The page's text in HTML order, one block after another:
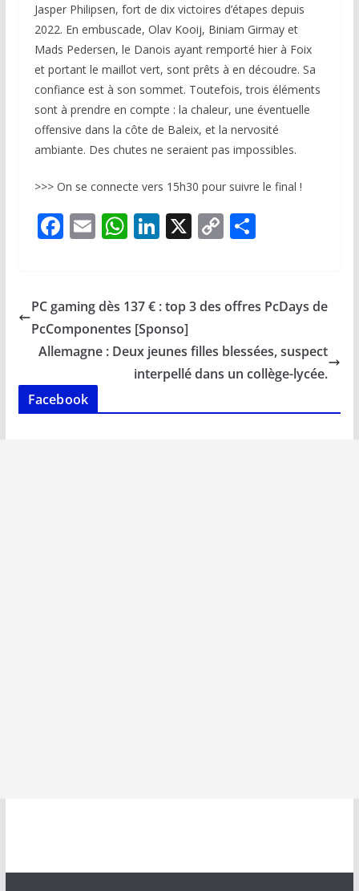
Jasper Philipsen, fort de dix victoires d’étapes depuis
2022. En embuscade, Olav Kooij, Biniam Girmay et
Mads Pedersen, le Danois ayant remporté hier à Foix
et portant le maillot vert, sont prêts à en découdre. Sa
confiance est à son sommet. Toutefois, trois éléments
sont à prendre en compte : la chaleur, une éventuelle
offensive dans la côte de Baleix, et la nervosité
ambiante. Des chutes ne seraient pas impossibles.
>>> On se connecte vers 15h30 pour suivre le final !
F
b
o
o
k
E
l
W
s
A
p
p
Li
e
dI
n
X C
y
n
k
P
g
PC gaming dès 137 € : top 3 des offres PcDays de
PcComponentes [Sponso]
Allemagne : Deux jeunes filles blessées, suspect
interpellé dans un collège-lycée.
Facebook